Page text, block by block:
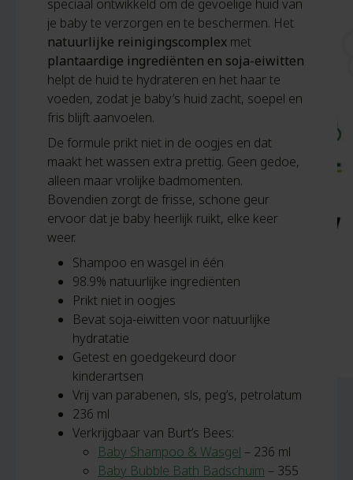
speciaal ontwikkeld om de gevoelige huid van
je baby te verzorgen en te beschermen. Het
natuurlijke reinigingscomplex met
plantaardige ingrediënten en soja-eiwitten
helpt de huid te hydrateren en het haar te
voeden, zodat je baby’s huid zacht, soepel en
fris blijft aanvoelen.
De formule prikt niet in de oogjes en dat
maakt het wassen extra prettig. Geen gedoe,
alleen maar vrolijke badmomenten.
Bovendien zorgt de frisse, schone geur
ervoor dat je baby heerlijk ruikt, elke keer
weer.
Shampoo en wasgel in één
98.9% natuurlijke ingrediënten
Prikt niet in oogjes
Bevat soja-eiwitten voor natuurlijke
hydratatie
Getest en goedgekeurd door
kinderartsen
Vrij van parabenen, sls, peg’s, petrolatum
236 ml
Verkrijgbaar van Burt’s Bees:
Baby Shampoo & Wasgel – 236 ml
Baby Bubble Bath Badschuim – 355